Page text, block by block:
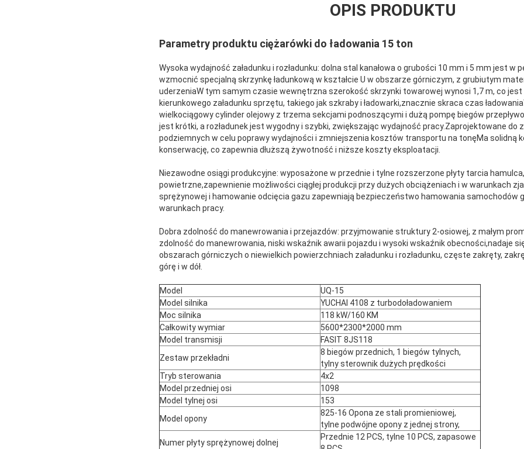
OPIS PRODUKTU
Parametry produktu ciężarówki do ładowania 15 ton
Wysoka wydajność załadunku i rozładunku: dolna stal kanałowa o grubości 10 mm i 5 mm jest w
wzmocnić specjalną skrzynkę ładunkową w kształcie U w obszarze górniczym, z grubiutym
uderzeniaW tym samym czasie wewnętrzna szerokość skrzynki towarowej wynosi 1,7 m, co jest
kierunkowego załadunku sprzętu, takiego jak szkraby i ładowarki,znacznie skraca czas
wielkociągowy cylinder olejowy z trzema sekcjami podnoszącymi i dużą pompę biegów
jest krótki, a rozładunek jest wygodny i szybki, zwiększając wydajność pracy.Zaprojektowane do
podziemnych w celu poprawy wydajności i zmniejszenia kosztów transportu na tonęMa solidną
konserwację, co zapewnia dłuższą żywotność i niższe koszty eksploatacji.
Niezawodne osiągi produkcyjne: wyposażone w przednie i tylne rozszerzone płyty tarcia
powietrzne,zapewnienie możliwości ciągłej produkcji przy dużych obciążeniach i w warunkach
sprężynowej i hamowanie odcięcia gazu zapewniają bezpieczeństwo hamowania samochodów
warunkach pracy.
Dobra zdolność do manewrowania i przejazdów: przyjmowanie struktury 2-osiowej, z małym
zdolność do manewrowania, niski wskaźnik awarii pojazdu i wysoki wskaźnik obecności,nadaje
obszarach górniczych o niewielkich powierzchniach załadunku i rozładunku, częste zakręty,
górę i w dół.
Model
UQ-15
Model silnika
YUCHAI 4108 z turbodoładowaniem
Moc silnika
118 kW/160 KM
Całkowity wymiar
5600*2300*2000 mm
Model transmisji
FASIT 8JS118
Zestaw przekładni
8 biegów przednich, 1 biegów tylnych,
tylny sterownik dużych prędkości
Tryb sterowania
4x2
Model przedniej osi
1098
Model tylnej osi
153
Model opony
825-16 Opona ze stali promieniowej,
tylne podwójne opony z jednej strony,
Numer płyty sprężynowej dolnej
Przednie 12 PCS, tylne 10 PCS, zapasowe